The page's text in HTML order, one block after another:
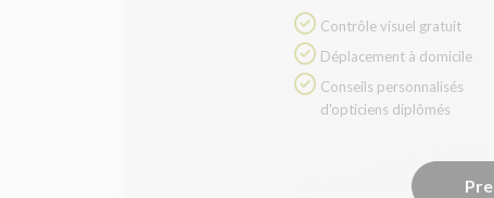
Contrôle visuel gratuit
Déplacement à domicile
d'opticiens diplômés